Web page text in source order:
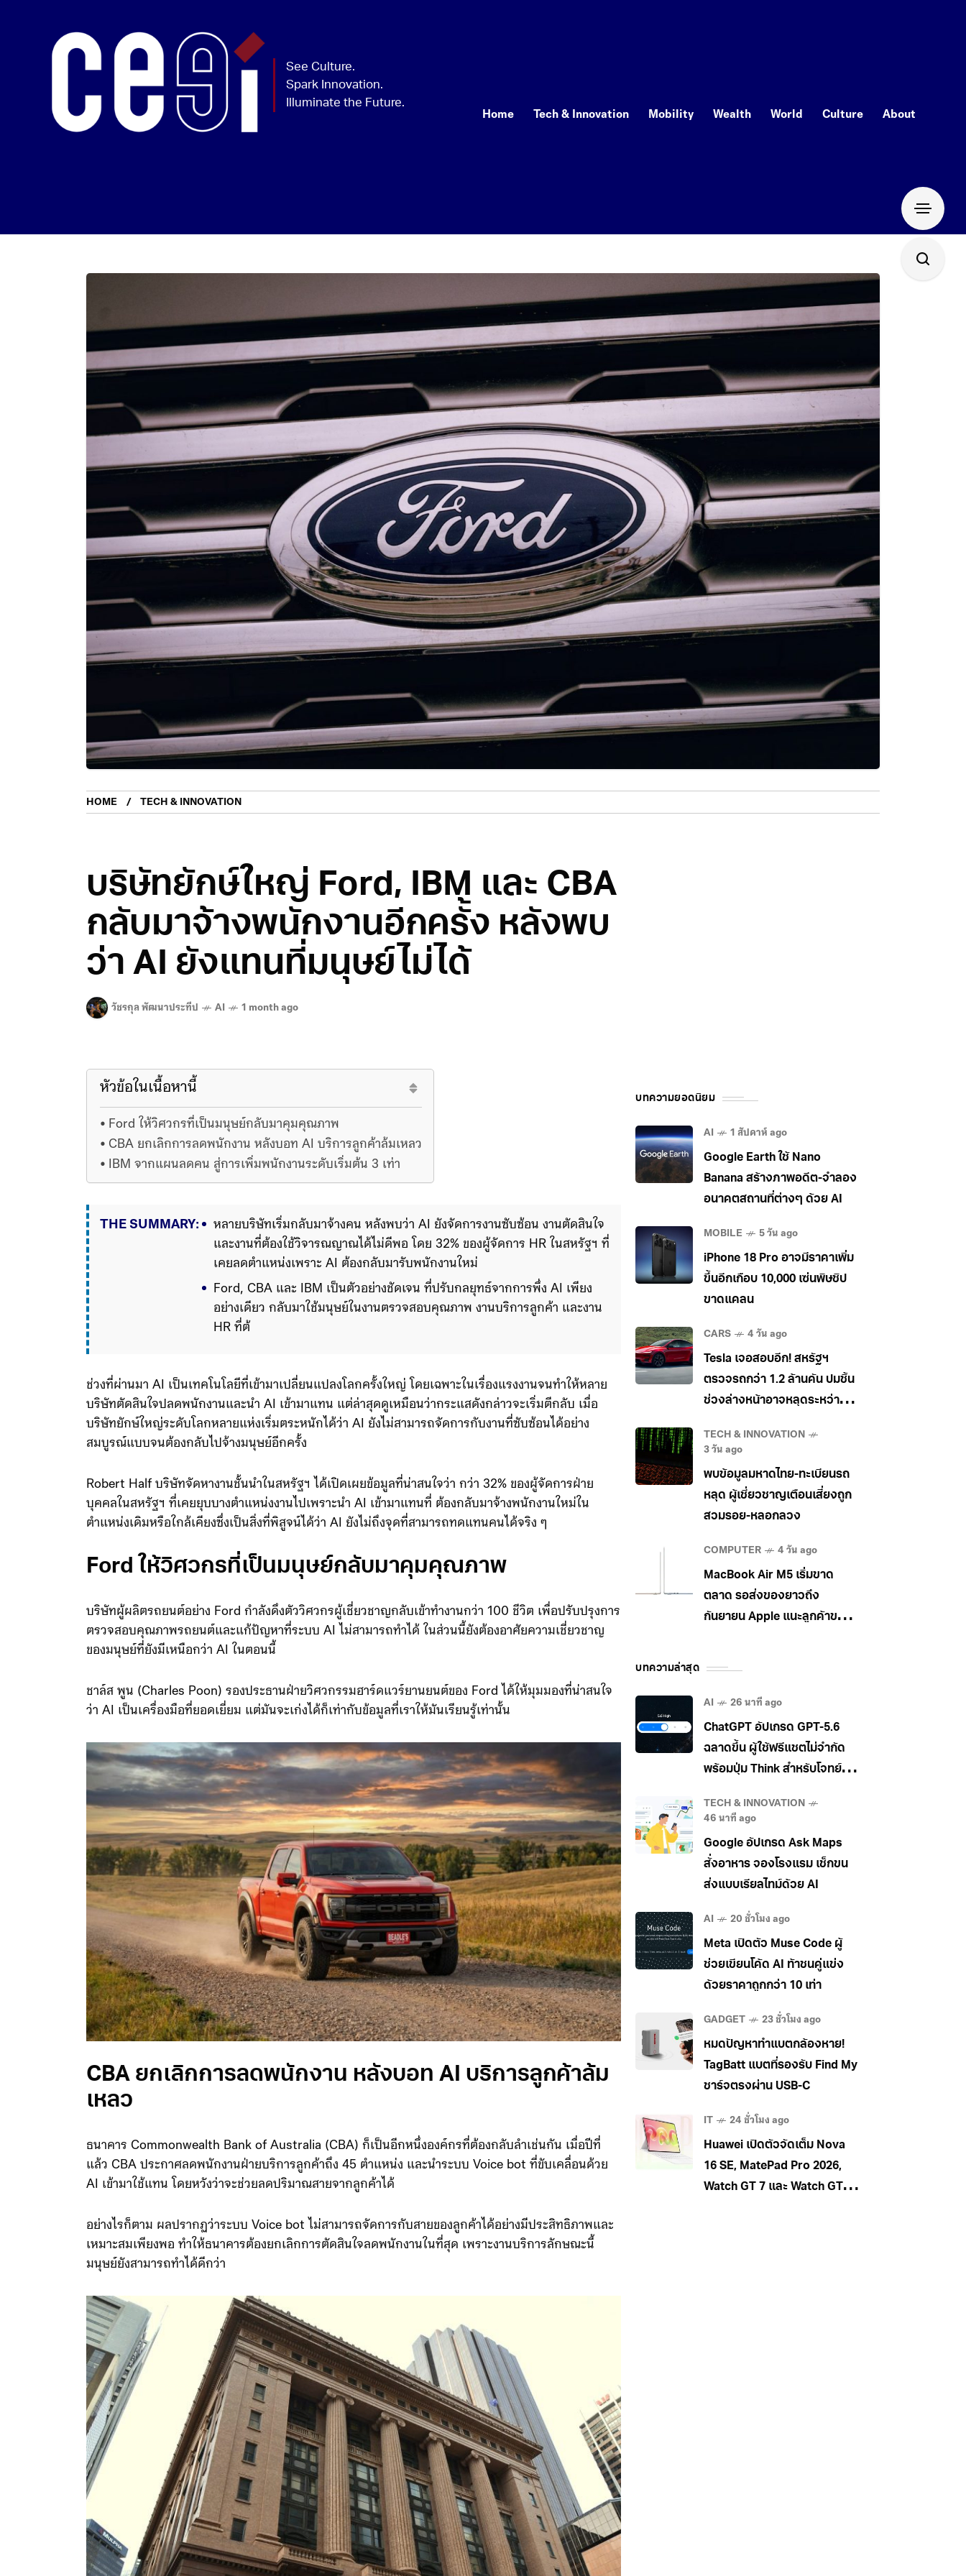
Home Tech & Innovation Mobility Wealth World Culture About
HOME TECH & INNOVATION
บริษัทยักษ์ใหญ่ Ford, IBM และ CBA
กลับมาจ้างพนักงานอีกครั้ง หลังพบ
ว่า AI ยังแทนที่มนุษย์ไม่ได้
วัชรกุล พัฒนาประทีป AI 1 month ago
หัวข้อในเนื้อหานี้
Ford ให้วิศวกรที่เป็นมนุษย์กลับมาคุมคุณภาพ
CBA ยกเลิกการลดพนักงาน หลังบอท AI บริการลูกค้าล้มเหลว
IBM จากแผนลดคน สู่การเพิ่มพนักงานระดับเริ่มต้น 3 เท่า
THE SUMMARY:
หลายบริษัทเริ่มกลับมาจ้างคน หลังพบว่า AI ยังจัดการงานซับซ้อน งานตัดสินใจ
และงานที่ต้องใช้วิจารณญาณได้ไม่ดีพอ โดย 32% ของผู้จัดการ HR ในสหรัฐฯ ที่
เคยลดตำแหน่งเพราะ AI ต้องกลับมารับพนักงานใหม่
Ford, CBA และ IBM เป็นตัวอย่างชัดเจน ที่ปรับกลยุทธ์จากการพึ่ง AI เพียง
อย่างเดียว กลับมาใช้มนุษย์ในงานตรวจสอบคุณภาพ งานบริการลูกค้า และงาน
HR ที่ต้องอาศัยความเข้าใจและความเห็นอกเห็นใจ
ช่วงที่ผ่านมา AI เป็นเทคโนโลยีที่เข้ามาเปลี่ยนแปลงโลกครั้งใหญ่ โดยเฉพาะในเรื่องแรงงานจนทำให้หลาย
บริษัทตัดสินใจปลดพนักงานและนำ AI เข้ามาแทน แต่ล่าสุดดูเหมือนว่ากระแสดังกล่าวจะเริ่มตีกลับ เมื่อ
บริษัทยักษ์ใหญ่ระดับโลกหลายแห่งเริ่มตระหนักได้ว่า AI ยังไม่สามารถจัดการกับงานที่ซับซ้อนได้อย่าง
Robert Half บริษัทจัดหางานชั้นนำในสหรัฐฯ ได้เปิดเผยข้อมูลที่น่าสนใจว่า กว่า 32% ของผู้จัดการฝ่าย
บุคคลในสหรัฐฯ ที่เคยยุบบางตำแหน่งงานไปเพราะนำ AI เข้ามาแทนที่ ต้องกลับมาจ้างพนักงานใหม่ใน
ตำแหน่งเดิมหรือใกล้เคียงซึ่งเป็นสิ่งที่พิสูจน์ได้ว่า AI ยังไม่ถึงจุดที่สามารถทดแทนคนได้จริง ๆ
บริษัทผู้ผลิตรถยนต์อย่าง Ford กำลังดึงตัววิศวกรผู้เชี่ยวชาญกลับเข้าทำงานกว่า 100 ชีวิต เพื่อปรับปรุงการ
ตรวจสอบคุณภาพรถยนต์และแก้ปัญหาที่ระบบ AI ไม่สามารถทำได้ ในส่วนนี้ยังต้องอาศัยความเชี่ยวชาญ
ชาล์ส พูน (Charles Poon) รองประธานฝ่ายวิศวกรรมฮาร์ดแวร์ยานยนต์ของ Ford ได้ให้มุมมองที่น่าสนใจ
CBA ยกเลิกการลดพนักงาน หลังบอท AI บริการลูกค้าล้ม
ธนาคาร Commonwealth Bank of Australia (CBA) ก็เป็นอีกหนึ่งองค์กรที่ต้องกลับลำเช่นกัน เมื่อปีที่
แล้ว CBA ประกาศลดพนักงานฝ่ายบริการลูกค้าถึง 45 ตำแหน่ง และนำระบบ Voice bot ที่ขับเคลื่อนด้วย
อย่างไรก็ตาม ผลปรากฏว่าระบบ Voice bot ไม่สามารถจัดการกับสายของลูกค้าได้อย่างมีประสิทธิภาพและ
เหมาะสมเพียงพอ ทำให้ธนาคารต้องยกเลิกการตัดสินใจลดพนักงานในที่สุด เพราะงานบริการลักษณะนี้
บทความยอดนิยม
AI 1 สัปดาห์ ago
Google Earth ใช้ Nano
Banana สร้างภาพอดีต-จำลอง
อนาคตสถานที่ต่างๆ ด้วย AI
MOBILE 5 วัน ago
iPhone 18 Pro อาจมีราคาเพิ่ม
ขึ้นอีกเกือบ 10,000 เซ่นพิษชิป
ขาดแคลน
CARS 4 วัน ago
Tesla เจอสอบอีก! สหรัฐฯ
ตรวจรถกว่า 1.2 ล้านคัน ปมชิ้น
ช่วงล่างหน้าอาจหลุดระหว่าง
TECH & INNOVATION
3 วัน ago
พบข้อมูลมหาดไทย-ทะเบียนรถ
หลุด ผู้เชี่ยวชาญเตือนเสี่ยงถูก
สวมรอย-หลอกลวง
COMPUTER 4 วัน ago
MacBook Air M5 เริ่มขาด
ตลาด รอส่งของยาวถึง
กันยายน Apple แนะลูกค้าขยับ
บทความล่าสุด
AI 26 นาที ago
ChatGPT อัปเกรด GPT-5.6
ฉลาดขึ้น ผู้ใช้ฟรีแชตไม่จำกัด
พร้อมปุ่ม Think สำหรับโจทย์
TECH & INNOVATION
46 นาที ago
Google อัปเกรด Ask Maps
สั่งอาหาร จองโรงแรม เช็กขน
ส่งแบบเรียลไทม์ด้วย AI
AI 20 ชั่วโมง ago
Meta เปิดตัว Muse Code ผู้
ช่วยเขียนโค้ด AI ท้าชนคู่แข่ง
ด้วยราคาถูกกว่า 10 เท่า
GADGET 23 ชั่วโมง ago
หมดปัญหาทำแบตกล้องหาย!
TagBatt แบตที่รองรับ Find My
ชาร์จตรงผ่าน USB-C
IT 24 ชั่วโมง ago
Huawei เปิดตัวจัดเต็ม Nova
16 SE, MatePad Pro 2026,
Watch GT 7 และ Watch GT 7